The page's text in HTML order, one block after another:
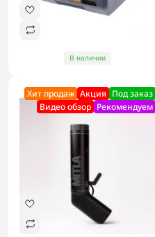
В наличии
Хит продаж Акция Под заказ
Видео обзор Рекомендуем